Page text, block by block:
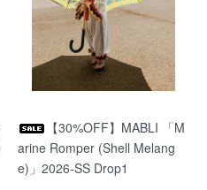
【30%OFF】MABLI 「M
arine Romper (Shell Melang
e)」2026-SS Drop1